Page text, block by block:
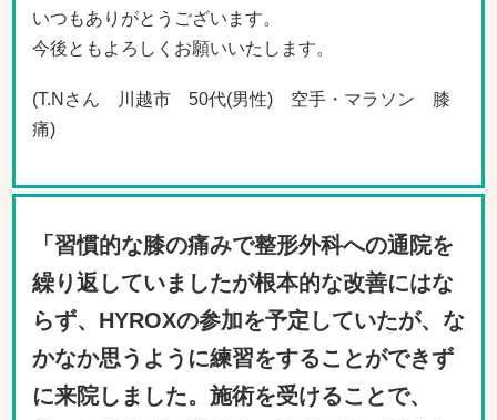
いつもありがとうございます。
今後ともよろしくお願いいたします。
(T.Nさん 川越市 50代(男性) 空手・マラソン 膝
痛)
「習慣的な膝の痛みで整形外科への通院を
繰り返していましたが根本的な改善にはな
らず、HYROXの参加を予定していたが、な
かなか思うように練習をすることができず
に来院しました。施術を受けることで、